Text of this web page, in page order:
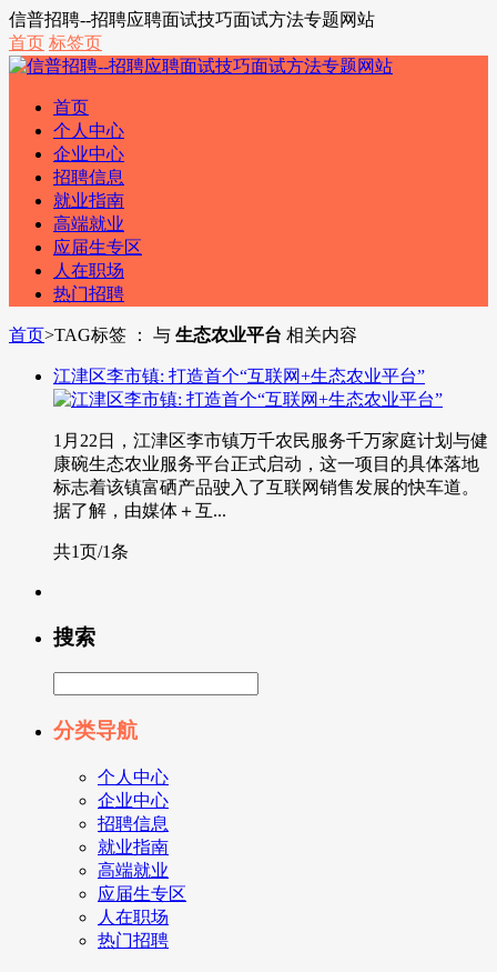
信普招聘--招聘应聘面试技巧面试方法专题网站
首页 标签页
首页
个人中心
企业中心
招聘信息
就业指南
高端就业
应届生专区
人在职场
热门招聘
首页>TAG标签 ： 与 生态农业平台 相关内容
江津区李市镇: 打造首个“互联网+生态农业平台”
1月22日，江津区李市镇万千农民服务千万家庭计划与健
康碗生态农业服务平台正式启动，这一项目的具体落地
标志着该镇富硒产品驶入了互联网销售发展的快车道。
据了解，由媒体＋互...
共1页/1条
搜索
分类导航
个人中心
企业中心
招聘信息
就业指南
高端就业
应届生专区
人在职场
热门招聘